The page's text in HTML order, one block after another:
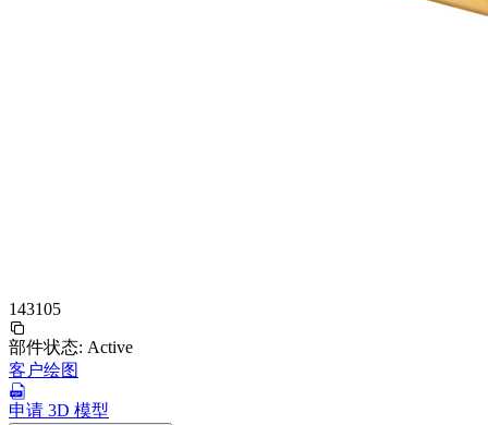
143105
部件状态: Active
客户绘图
申请 3D 模型